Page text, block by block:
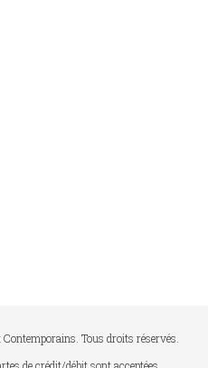
Tous droits réservés.